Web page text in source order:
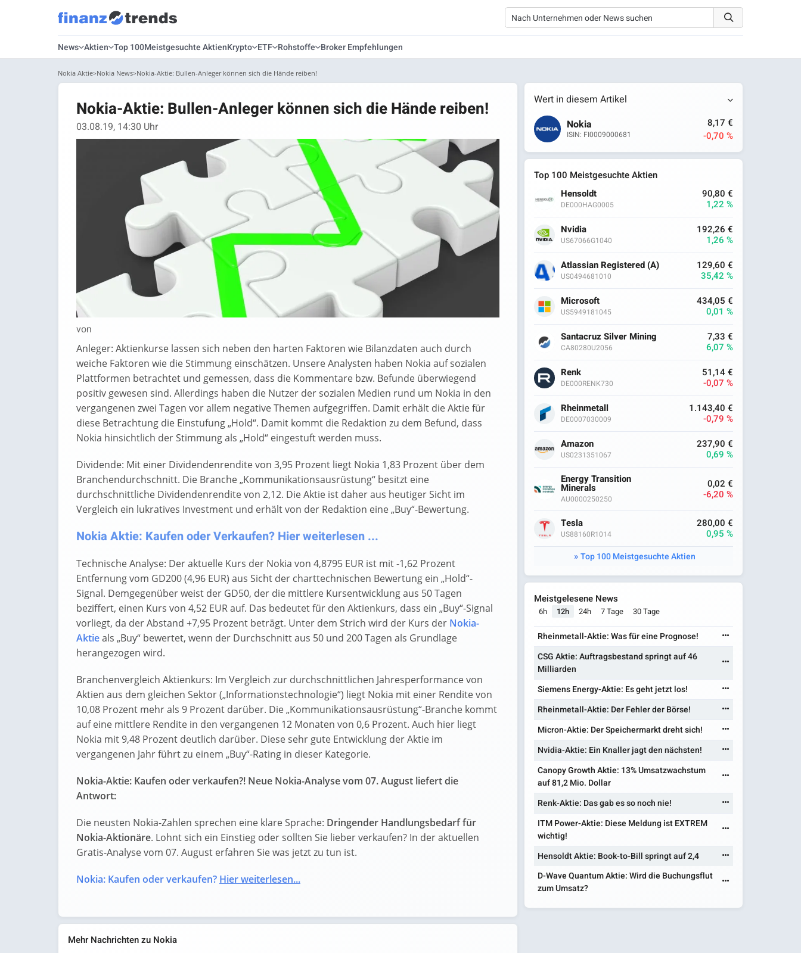
News Aktien Top 100Meistgesuchte AktienKrypto ETF Rohstoffe Broker Empfehlungen
Nokia Aktie Nokia News Nokia-Aktie: Bullen-Anleger können sich die Hände reiben!
Nokia-Aktie: Bullen-Anleger können sich die Hände reiben!
03.08.19, 14:30 Uhr
von
Anleger: Aktienkurse lassen sich neben den harten Faktoren wie Bilanzdaten auch durch
weiche Faktoren wie die Stimmung einschätzen. Unsere Analysten haben Nokia auf sozialen
Plattformen betrachtet und gemessen, dass die Kommentare bzw. Befunde überwiegend
positiv gewesen sind. Allerdings haben die Nutzer der sozialen Medien rund um Nokia in den
vergangenen zwei Tagen vor allem negative Themen aufgegriffen. Damit erhält die Aktie für
diese Betrachtung die Einstufung „Hold“. Damit kommt die Redaktion zu dem Befund, dass
Nokia hinsichtlich der Stimmung als „Hold“ eingestuft werden muss.
Dividende: Mit einer Dividendenrendite von 3,95 Prozent liegt Nokia 1,83 Prozent über dem
Branchendurchschnitt. Die Branche „Kommunikationsausrüstung“ besitzt eine
durchschnittliche Dividendenrendite von 2,12. Die Aktie ist daher aus heutiger Sicht im
Vergleich ein lukratives Investment und erhält von der Redaktion eine „Buy“-Bewertung.
Nokia Aktie: Kaufen oder Verkaufen? Hier weiterlesen ...
Technische Analyse: Der aktuelle Kurs der Nokia von 4,8795 EUR ist mit -1,62 Prozent
Entfernung vom GD200 (4,96 EUR) aus Sicht der charttechnischen Bewertung ein „Hold“-
Signal. Demgegenüber weist der GD50, der die mittlere Kursentwicklung aus 50 Tagen
beziffert, einen Kurs von 4,52 EUR auf. Das bedeutet für den Aktienkurs, dass ein „Buy“-Signal
vorliegt, da der Abstand +7,95 Prozent beträgt. Unter dem Strich wird der Kurs der Nokia-
Aktieals „Buy“ bewertet, wenn der Durchschnitt aus 50 und 200 Tagen als Grundlage
herangezogen wird.
Branchenvergleich Aktienkurs: Im Vergleich zur durchschnittlichen Jahresperformance von
Aktien aus dem gleichen Sektor („Informationstechnologie“) liegt Nokia mit einer Rendite von
10,08 Prozent mehr als 9 Prozent darüber. Die „Kommunikationsausrüstung“-Branche kommt
auf eine mittlere Rendite in den vergangenen 12 Monaten von 0,6 Prozent. Auch hier liegt
Nokia mit 9,48 Prozent deutlich darüber. Diese sehr gute Entwicklung der Aktie im
vergangenen Jahr führt zu einem „Buy“-Rating in dieser Kategorie.
Nokia-Aktie: Kaufen oder verkaufen?! Neue Nokia-Analyse vom 07. August liefert die
Antwort:
Die neusten Nokia-Zahlen sprechen eine klare Sprache: Dringender Handlungsbedarf für
Nokia-Aktionäre. Lohnt sich ein Einstieg oder sollten Sie lieber verkaufen? In der aktuellen
Gratis-Analyse vom 07. August erfahren Sie was jetzt zu tun ist.
Nokia: Kaufen oder verkaufen? Hier weiterlesen...
Mehr Nachrichten zu Nokia
Wert in diesem Artikel
Nokia
ISIN: FI0009000681
8,17 €
-0,70 %
Top 100 Meistgesuchte Aktien
Hensoldt
DE000HAG0005
90,80 €
1,22 %
Nvidia
US67066G1040
192,26 €
1,26 %
Atlassian Registered (A)
US0494681010
129,60 €
35,42 %
Microsoft
US5949181045
434,05 €
0,01 %
Santacruz Silver Mining
CA80280U2056
7,33 €
6,07 %
Renk
DE000RENK730
51,14 €
-0,07 %
Rheinmetall
DE0007030009
1.143,40 €
-0,79 %
Amazon
US0231351067
237,90 €
0,69 %
Energy Transition
Minerals
AU0000250250
0,02 €
-6,20 %
Tesla
US88160R1014
280,00 €
0,95 %
Top 100 Meistgesuchte Aktien
Meistgelesene News
6h 12h 24h 7 Tage 30 Tage
Rheinmetall-Aktie: Was für eine Prognose!
CSG Aktie: Auftragsbestand springt auf 46
Milliarden
Siemens Energy-Aktie: Es geht jetzt los!
Rheinmetall-Aktie: Der Fehler der Börse!
Micron-Aktie: Der Speichermarkt dreht sich!
Nvidia-Aktie: Ein Knaller jagt den nächsten!
Canopy Growth Aktie: 13% Umsatzwachstum
auf 81,2 Mio. Dollar
Renk-Aktie: Das gab es so noch nie!
ITM Power-Aktie: Diese Meldung ist EXTREM
wichtig!
Hensoldt Aktie: Book-to-Bill springt auf 2,4
D-Wave Quantum Aktie: Wird die Buchungsflut
zum Umsatz?